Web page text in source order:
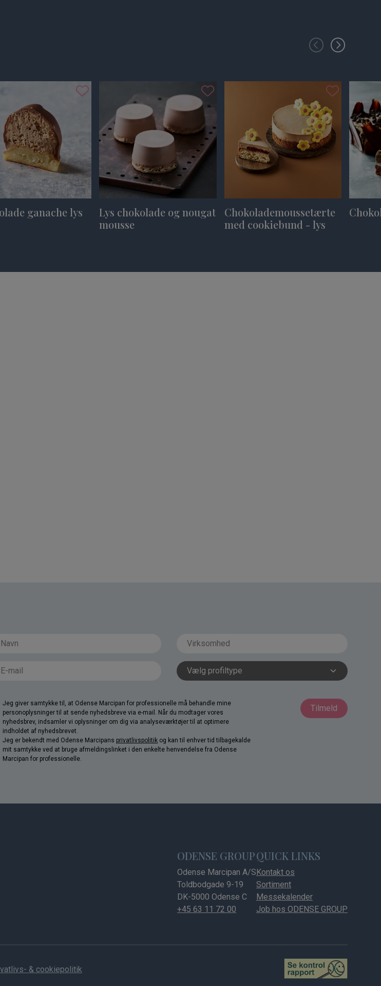
ganache lys
Lys chokolade og nougat
mousse
Chokolademoussetærte
med cookiebund - lys
Jeg giver samtykke til, at Odense Marcipan for professionelle må behandle mine
personoplysninger til at sende nyhedsbreve via e-mail. Når du modtager vores
nyhedsbrev, indsamler vi oplysninger om dig via analyseværktøjer til at optimere
indholdet af nyhedsbrevet.
Jeg er bekendt med Odense Marcipans privatlivspolitik og kan til enhver tid tilbagekalde
mit samtykke ved at bruge afmeldingslinket i den enkelte henvendelse fra Odense
Marcipan for professionelle.
Tilmeld
ODENSE GROUP
Odense Marcipan A/S
Toldbodgade 9-19
DK-5000 Odense C
+45 63 11 72 00
QUICK LINKS
Kontakt os
Sortiment
Messekalender
Job hos ODENSE GROUP
& cookiepolitik